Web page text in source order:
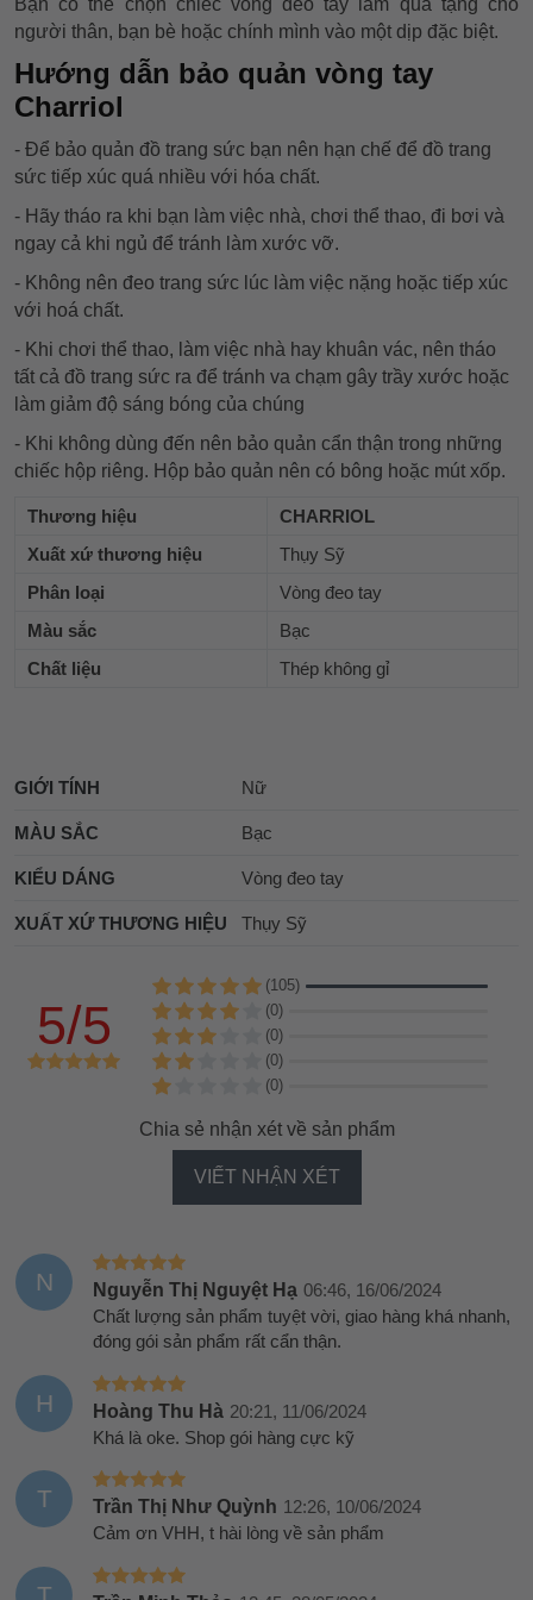
Bạn có thể chọn chiếc vòng đeo tay làm quà tặng cho
người thân, bạn bè hoặc chính mình vào một dịp đặc biệt.
Hướng dẫn bảo quản vòng tay
Charriol
- Để bảo quản đồ trang sức bạn nên hạn chế để đồ trang
sức tiếp xúc quá nhiều với hóa chất.
- Hãy tháo ra khi bạn làm việc nhà, chơi thể thao, đi bơi và
ngay cả khi ngủ để tránh làm xước vỡ.
- Không nên đeo trang sức lúc làm việc nặng hoặc tiếp xúc
với hoá chất.
- Khi chơi thể thao, làm việc nhà hay khuân vác, nên tháo
tất cả đồ trang sức ra để tránh va chạm gây trầy xước hoặc
làm giảm độ sáng bóng của chúng
- Khi không dùng đến nên bảo quản cẩn thận trong những
chiếc hộp riêng. Hộp bảo quản nên có bông hoặc mút xốp.
Thương hiệu
CHARRIOL
Xuất xứ thương hiệu
Thụy Sỹ
Phân loại
Vòng đeo tay
Màu sắc
Bạc
Chất liệu
Thép không gỉ
GIỚI TÍNH Nữ
MÀU SẮC Bạc
KIỂU DÁNG Vòng đeo tay
XUẤT XỨ THƯƠNG HIỆU Thụy Sỹ
5/5
(105)
(0)
(0)
(0)
(0)
Chia sẻ nhận xét về sản phẩm
VIẾT NHẬN XÉT
N Nguyễn Thị Nguyệt Hạ 06:46, 16/06/2024
Chất lượng sản phẩm tuyệt vời, giao hàng khá nhanh,
đóng gói sản phẩm rất cẩn thận.
H Hoàng Thu Hà 20:21, 11/06/2024
Khá là oke. Shop gói hàng cực kỹ
T Trần Thị Như Quỳnh 12:26, 10/06/2024
Cảm ơn VHH, t hài lòng về sản phẩm
T